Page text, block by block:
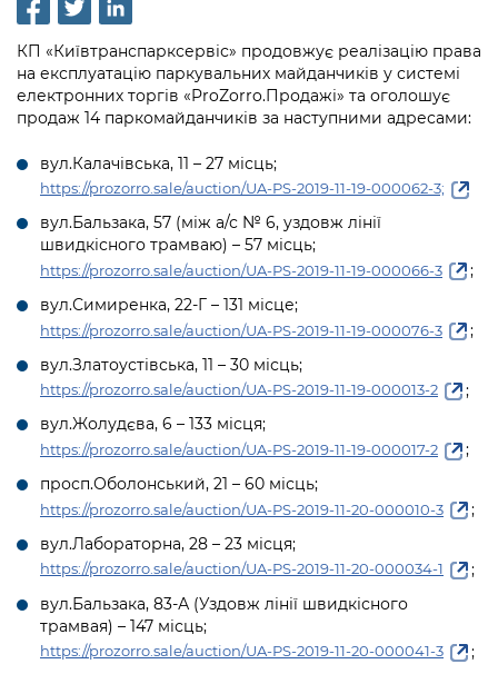
Рішення та розпорядження
Проєкти розпоряджень, що
перебувають на погодженні КМВА
Рішення Київради
Контактна інформація
Графік роботи та прийому громадян
Вакансії
Статистика
Звернення громадян
Регуляторна діяльність
Промисловість і наука Києва
Підприємства, установи, організації
Kyiv International Relations
Річні звіти
Гендерна політика
Освіта та навчальні заклади
Дороги, транспорт та парковки
Навколишнє середовище міста
Містобудування та земельні ділянки
Культура, спорт, дозвілля
Бізнес та ліцензування
Фінанси та бюджет
Безпека та правопорядок
Ритуальні послуги
Іноземцям / For foreigners
Пам'ятки культурної спадщини
Портал Захисників та Захисниць
Безбар'єрність
Портал послуг
Громадська експертиза
Громадський бюджет
Консультації з громадськістю
Громадська рада
Відкритий бюджет
Контактний центр
Рада з питань внутрішньо переміщених
осіб при Київській міській військовій
адміністрації
«Ініціатива «Партнерство «Відкритий
Уряд» – місцевий рівень»
Важливе під час воєнного стану
Інформація з обмеженим доступом
Подати запит онлайн
інших актів
Нормативна база
Питання і відповіді про публічну
інформацію
Порядок оскарження рішень, дій чи
бездіяльності розпорядників інформації
Звіти про опрацювання запитів на
публічну інформацію
Інформація для споживачів
Про відкриті дані
Портал даних Києва
Публічні дашборди
Медіагалерея
Підписатися на новини та анонси від
КМДА / Subscribe to announcements
from the KCSA
Порядок акредитації медіа /
Accreditation process
Подати журналістський запит /
Submitting a media request
Зйомки в лікарнях в умовах воєнного
стану / Rules for media coverage of
hospitals at work under martial law
media
Портал Послуг
КП «Київтранспарксервіс» продовжує реалізацію права
на експлуатацію паркувальних майданчиків у системі
електронних торгів «ProZorro.Продажі» та оголошує
продаж 14 паркомайданчиків за наступними адресами:
вул.Калачівська, 11 – 27 місць;
https://prozorro.sale/auction/UA-PS-2019-11-19-000062-3;
вул.Бальзака, 57 (між а/с № 6, уздовж лінії
швидкісного трамваю) – 57 місць;
https://prozorro.sale/auction/UA-PS-2019-11-19-000066-3
;
вул.Симиренка, 22-Г – 131 місце;
https://prozorro.sale/auction/UA-PS-2019-11-19-000076-3
;
вул.Златоустівська, 11 – 30 місць;
https://prozorro.sale/auction/UA-PS-2019-11-19-000013-2
;
вул.Жолудєва, 6 – 133 місця;
https://prozorro.sale/auction/UA-PS-2019-11-19-000017-2
;
просп.Оболонський, 21 – 60 місць;
https://prozorro.sale/auction/UA-PS-2019-11-20-000010-3
;
вул.Лабораторна, 28 – 23 місця;
https://prozorro.sale/auction/UA-PS-2019-11-20-000034-1
;
вул.Бальзака, 83-А (Уздовж лінії швидкісного
трамвая) – 147 місць;
https://prozorro.sale/auction/UA-PS-2019-11-20-000041-3
;